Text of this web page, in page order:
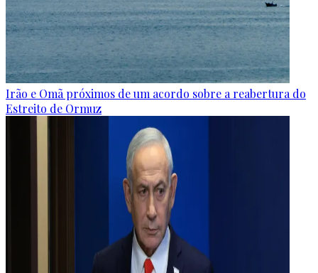
Irão e Omã próximos de um acordo sobre a reabertura do
Estreito de Ormuz